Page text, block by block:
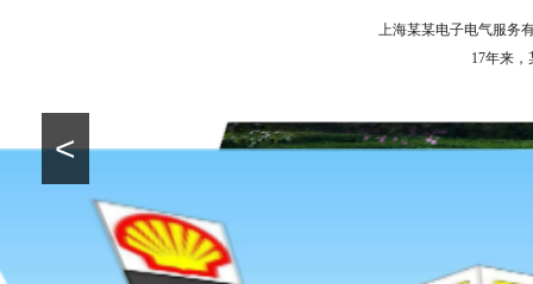
<
上海某某电子电气服务
17年来